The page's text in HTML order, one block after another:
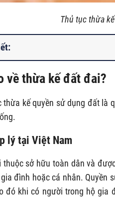
Thủ tục thừa
về thừa kế đất đai?
thừa kế quyền sử dụng đất là
lý tại Việt Nam
thuộc sở hữu toàn dân và
đình hoặc cá nhân. Quyền
đó khi có người trong hộ